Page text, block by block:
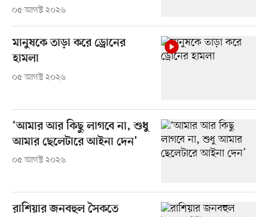
০৫ আগস্ট ২০২৬
মানুষকে তাড়া করে ড্রোনের
হামলা
০৫ আগস্ট ২০২৬
‘আমার আর কিছু লাগবে না, শুধু
আমার ছেলেটারে আইনা দেন’
০৫ আগস্ট ২০২৬
রাশিয়ার জনবহুল সৈকতে